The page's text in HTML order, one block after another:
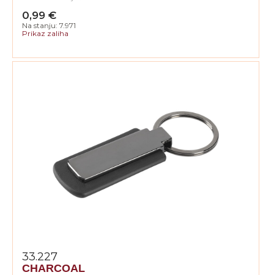
0,99 €
Na stanju: 7.971
Prikaz zaliha
33.227
CHARCOAL